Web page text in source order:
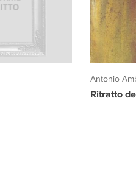
Antonio
Ritratto